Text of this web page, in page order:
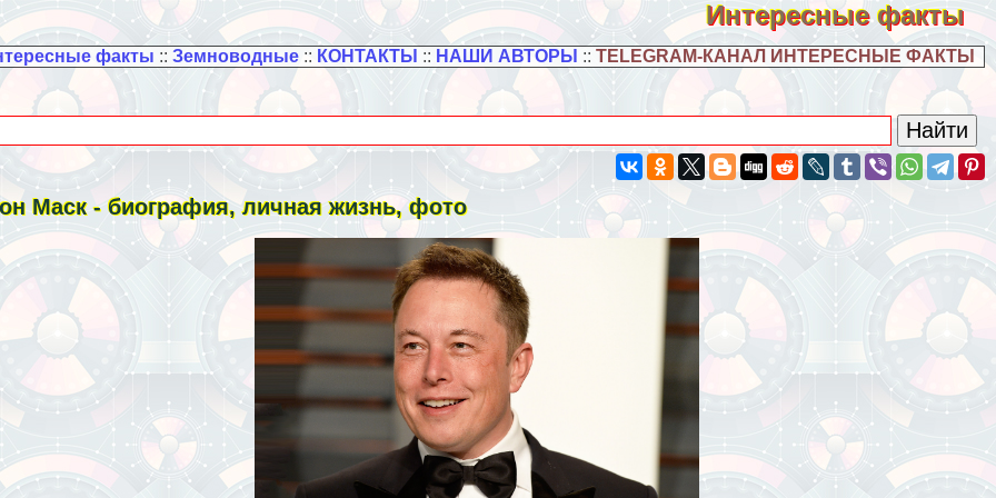
Интересные факты
факты :: Земноводные:: КОНТАКТЫ :: НАШИ АВТОРЫ :: TELEGRAM-КАНАЛ ИНТЕРЕСНЫЕ ФАКТЫ
Маск - биография, личная жизнь, фото